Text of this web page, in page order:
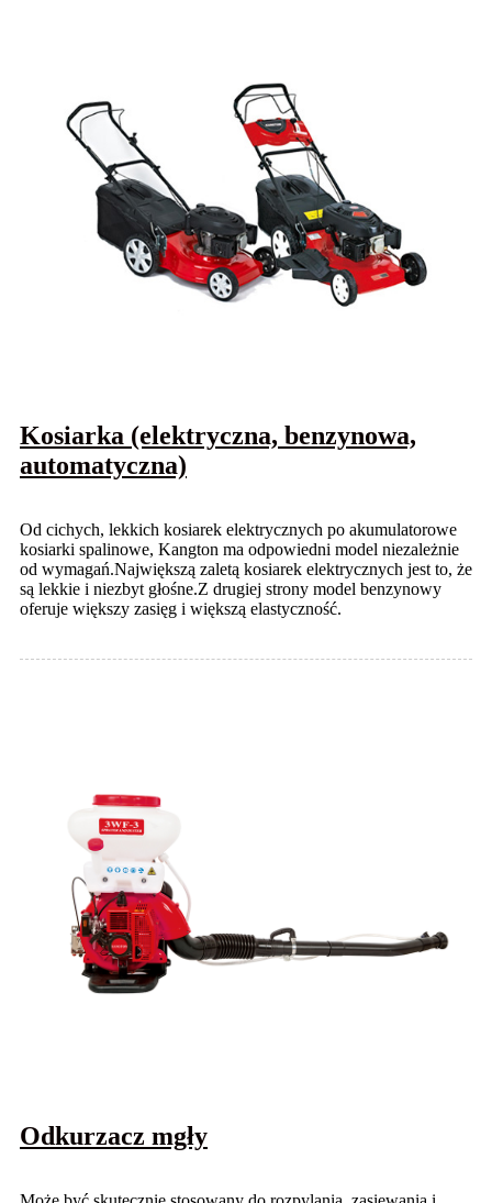
Kosiarka (elektryczna, benzynowa,
automatyczna)
Od cichych, lekkich kosiarek elektrycznych po akumulatorowe
kosiarki spalinowe, Kangton ma odpowiedni model niezależnie
od wymagań.Największą zaletą kosiarek elektrycznych jest to, że
są lekkie i niezbyt głośne.Z drugiej strony model benzynowy
oferuje większy zasięg i większą elastyczność.
Odkurzacz mgły